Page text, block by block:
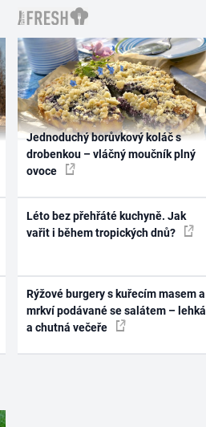
Jednoduchý borůvkový koláč s
drobenkou – vláčný moučník plný
ovoce
Léto bez přehřáté kuchyně. Jak
vařit i během tropických dnů?
Rýžové burgery s kuřecím masem a
mrkví podávané se salátem – lehká
a chutná večeře